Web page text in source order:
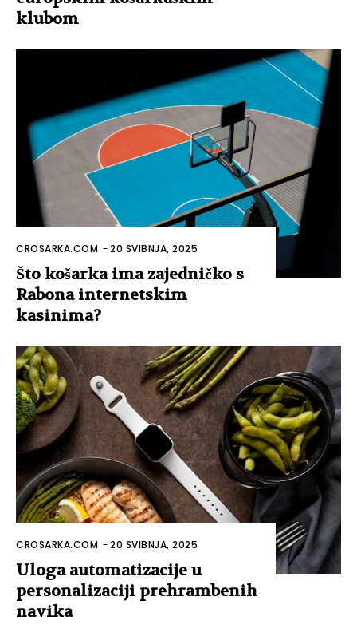
klubom
CROSARKA.COM -20 SVIBNJA, 2025
Što košarka ima zajedničko s
Rabona internetskim
kasinima?
CROSARKA.COM -20 SVIBNJA, 2025
Uloga automatizacije u
personalizaciji prehrambenih
navika